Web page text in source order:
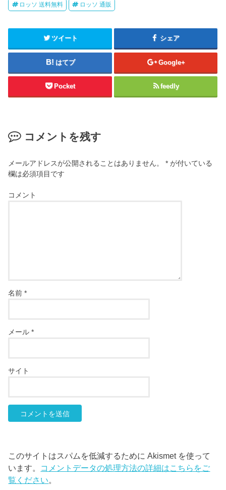
ロッソ 送料無料 ロッソ 通販
ツイート シェア
はてブ Google+
Pocket feedly
コメントを残す
メールアドレスが公開されることはありません。 * が付いている
欄は必須項目です
コメント
名前*
メール*
サイト
このサイトはスパムを低減するために Akismet を使って
います。 コメントデータの処理方法の詳細はこちらをご
覧ください。